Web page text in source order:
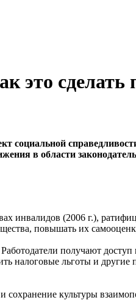
это сделать
социальной
в области
инвалидов (2006 г.),
повышать их
получают
налоговые льготы и другие
культуры